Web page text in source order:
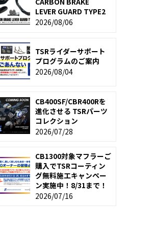
LEVER GUARD TYPE2
2026/08/06
TSRライダーサポート
プログラムのご案内
2026/08/04
CB400SF/CBR400Rを
進化させる TSRパーツ
コレクション
2026/07/28
CB1300対象マフラーご
購入でTSRコーティン
グ無料施工キャンペー
ン実施中！8/31まで！
2026/07/16